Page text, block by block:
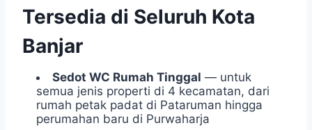
Tersedia di Seluruh Kota
Banjar
Sedot WC Rumah Tinggal — untuk
semua jenis properti di 4 kecamatan, dari
rumah petak padat di Pataruman hingga
perumahan baru di Purwaharja